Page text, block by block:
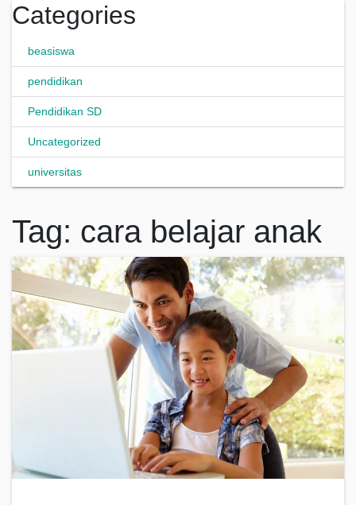
Categories
beasiswa
pendidikan
Pendidikan SD
Uncategorized
universitas
Tag: cara belajar anak